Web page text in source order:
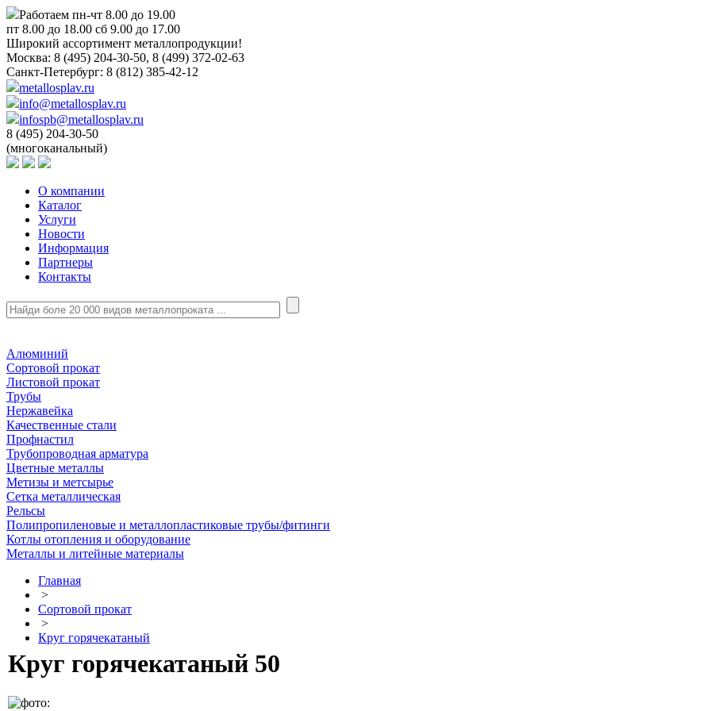
Работаем пн-чт 8.00 до 19.00
пт 8.00 до 18.00 сб 9.00 до 17.00
Широкий ассортимент металлопродукции!
Москва: 8 (495) 204-30-50, 8 (499) 372-02-63
Санкт-Петербург: 8 (812) 385-42-12
metallosplav.ru
info@metallosplav.ru
infospb@metallosplav.ru
8 (495) 204-30-50
(многоканальный)
О компании
Каталог
Услуги
Новости
Информация
Партнеры
Контакты
Алюминий
Сортовой прокат
Листовой прокат
Трубы
Нержавейка
Качественные стали
Профнастил
Трубопроводная арматура
Цветные металлы
Метизы и метсырье
Сетка металлическая
Рельсы
Полипропиленовые и металлопластиковые трубы/фитинги
Котлы отопления и оборудование
Металлы и литейные материалы
Главная
>
Сортовой прокат
>
Круг горячекатаный
Круг горячекатаный 50